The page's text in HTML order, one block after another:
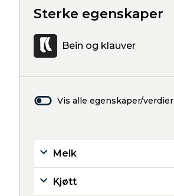
Sterke egenskaper
Bein og klauver
Vis alle egenskaper/verdier
Melk
Kjøtt